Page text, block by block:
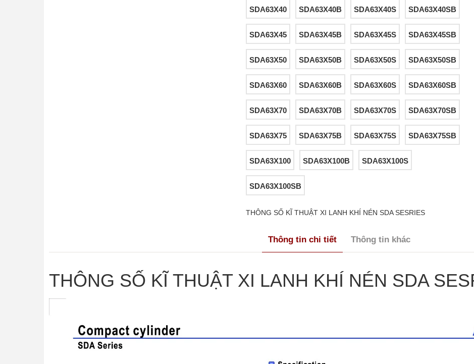
SDA63X40 SDA63X40B SDA63X40S SDA63X40SB
SDA63X45 SDA63X45B SDA63X45S SDA63X45SB
SDA63X50 SDA63X50B SDA63X50S SDA63X50SB
SDA63X60 SDA63X60B SDA63X60S SDA63X60SB
SDA63X70 SDA63X70B SDA63X70S SDA63X70SB
SDA63X75 SDA63X75B SDA63X75S SDA63X75SB
SDA63X100 SDA63X100B SDA63X100S
SDA63X100SB
THÔNG SỐ KĨ THUẬT XI LANH KHÍ NÉN SDA SESRIES
Thông tin chi tiết Thông tin khác
THÔNG SỐ KĨ THUẬT XI LANH KHÍ NÉN SDA